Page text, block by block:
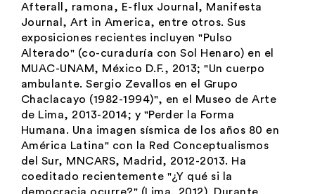
Afterall, ramona, E-flux Journal, Manifesta
Journal, Art in America, entre otros. Sus
exposiciones recientes incluyen "Pulso
Alterado" (co-curaduría con Sol Henaro) en el
MUAC-UNAM, México D.F., 2013; "Un cuerpo
ambulante. Sergio Zevallos en el Grupo
Chaclacayo (1982-1994)", en el Museo de Arte
de Lima, 2013-2014; y "Perder la Forma
Humana. Una imagen sísmica de los años 80 en
América Latina" con la Red Conceptualismos
del Sur, MNCARS, Madrid, 2012-2013. Ha
coeditado recientemente "¿Y qué si la